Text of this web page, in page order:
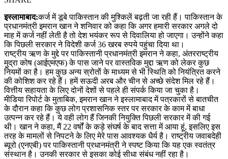
इस्लामाबाद:कर्ज में डूबे पाकिस्तान की मुश्किलें बढ़ती जा रही हैं। पाकिस्तान के
प्रधानमंत्री इमरान खान ने शनिवार को कहा कि अगर हमारी सरकार अगले दो
माह में कर्ज नहीं लेती है तो देश भयंकर रूप से दिवालिया हो जाएगा। उन्होंने कहा
कि पिछली सरकार ने विदेशी कर्ज 36 खरब रुपये पहुंचा दिया था।
राष्ट्रीय ऋण के मुद्दे पर पाकिस्तानी प्रधानमंत्री इमरान ने कहा, अंतरराष्ट्रीय
मुद्रा कोष (आईएमएफ) के पास जाने पर वास्तविक मुद्दा ऋण को लेकर कुछ
नियमों का है। हम कुछ अन्य स्रोतों के माध्यम से भी स्थिति को नियंत्रित करने
की कोशिश कर रहे हैं। हमें सऊदी अरब और चीन से अच्छे संदेश मिल रहे हैं।
वित्तीय सहायता के लिए दोनों देशों से पहले ही संपर्क किया जा चुका है।
मीडिया रिपोर्ट के मुताबिक, इमरान खान ने इस्लामाबाद में पत्रकारों से बातचीत
के दौरान कहा कि कुछ लोग प्रशासनिक स्तर पर सरकार के काम में बाधा
उत्पन्न कर रहे हैं। ये वही लोग हैं जिनकी नियुक्ति पिछली सरकार में की गई
थी। खान ने कहा, मैं 22 वर्षों के कड़े संघर्ष के बाद सत्ता में आया हूं, इसलिए इस
तरह के मामलों से निपटने के लिए मेरे पास आवश्यक धैर्य है। राष्ट्रीय जवाबदेही
ब्यूरो (एनएबी) पर पाकिस्तानी प्रधानमंत्री ने स्पष्ट किया कि यह एक स्वतंत्र
संस्थान है। उनकी सरकार से इसका कोई सीधा संबंध नहीं रहा है।